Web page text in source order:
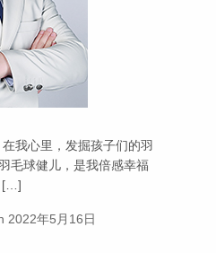
我心里，发掘孩子们的羽
毛球健儿，是我倍感幸福
[…]
2022年5月16日